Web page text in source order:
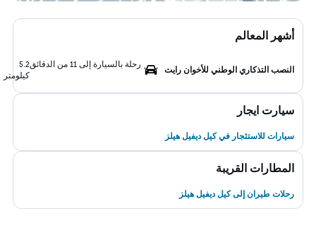
أشهر المعالم
النصب التذكاري الوطني للأخوان رايت
رحلة بالسيارة إلى 11 من الدقائق
5.2
كيلومتر
سيارت ايجار
سيارات للاستئجار في كيل ديفيل هيلز
المطارات القريبة
رحلات طيران إلى كيل ديفيل هيلز